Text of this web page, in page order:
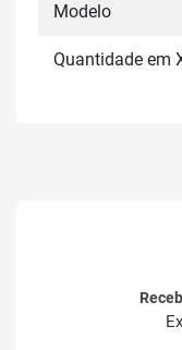
Modelo
Quantidade em